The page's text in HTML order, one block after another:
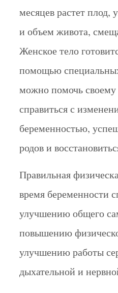
месяцев растет плод,
и объем живота,
Женское тело
помощью
можно помочь своему
справиться с
беременностью,
родов и
Правильная
время беременности
улучшению общего
повышению
улучшению работы
дыхательной и